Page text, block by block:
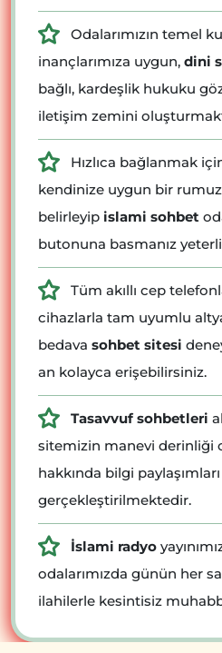
Odalarımızın temel
inançlarımıza uygun, dini
bağlı, kardeşlik hukuku
iletişim zemini
Hızlıca bağlanmak
kendinize uygun bir rumuz
belirleyip islami sohbet
butonuna basmanız
Tüm akıllı cep
cihazlarla tam uyumlu
bedava sohbet sitesi
an kolayca erişebilirsiniz.
Tasavvuf sohbetleri
sitemizin manevi derinliği
hakkında bilgi paylaşımları
gerçekleştirilmektedir.
İslami radyo
odalarımızda günün her
ilahilerle kesintisiz